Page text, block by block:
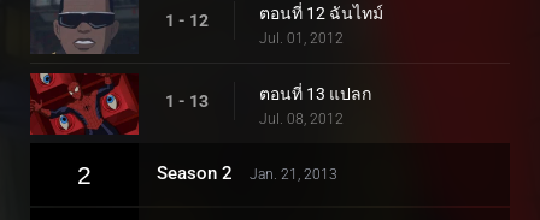
1 - 12 ตอนที่ 12 ฉันไทม์
Jul. 01, 2012
1 - 13 ตอนที่ 13 แปลก
Jul. 08, 2012
2 Season 2 Jan. 21, 2013